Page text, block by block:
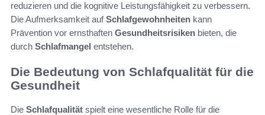
reduzieren und die kognitive Leistungsfähigkeit zu verbessern.
Die Aufmerksamkeit aufSchlafgewohnheiten kann
Prävention vor ernsthaften Gesundheitsrisiken bieten, die
durch Schlafmangel entstehen.
Die Bedeutung von Schlafqualität für die
Gesundheit
Die Schlafqualität spielt eine wesentliche Rolle für die